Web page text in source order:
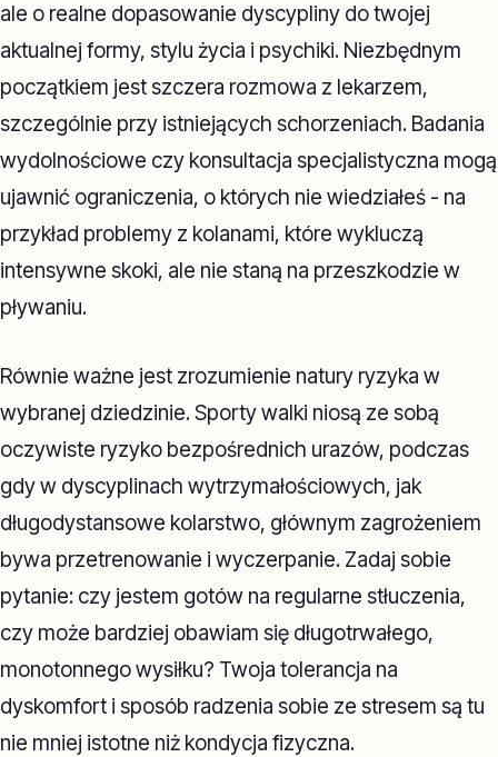
ale o realne dopasowanie dyscypliny do twojej
aktualnej formy, stylu życia i psychiki. Niezbędnym
początkiem jest szczera rozmowa z lekarzem,
szczególnie przy istniejących schorzeniach. Badania
wydolnościowe czy konsultacja specjalistyczna mogą
ujawnić ograniczenia, o których nie wiedziałeś - na
przykład problemy z kolanami, które wykluczą
intensywne skoki, ale nie staną na przeszkodzie w
pływaniu.
Równie ważne jest zrozumienie natury ryzyka w
wybranej dziedzinie. Sporty walki niosą ze sobą
oczywiste ryzyko bezpośrednich urazów, podczas
gdy w dyscyplinach wytrzymałościowych, jak
długodystansowe kolarstwo, głównym zagrożeniem
bywa przetrenowanie i wyczerpanie. Zadaj sobie
pytanie: czy jestem gotów na regularne stłuczenia,
czy może bardziej obawiam się długotrwałego,
monotonnego wysiłku? Twoja tolerancja na
dyskomfort i sposób radzenia sobie ze stresem są tu
nie mniej istotne niż kondycja fizyczna.